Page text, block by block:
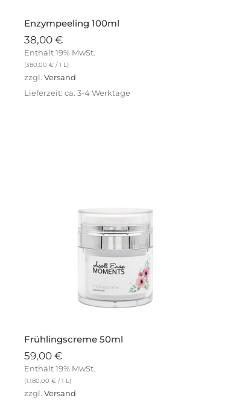
Enzympeeling 100ml
38,00 €
Enthält 19% MwSt.
(380,00 € / 1 L)
zzgl. Versand
Lieferzeit: ca. 3-4 Werktage
Frühlingscreme 50ml
59,00 €
Enthält 19% MwSt.
(1.180,00 € / 1 L)
zzgl. Versand